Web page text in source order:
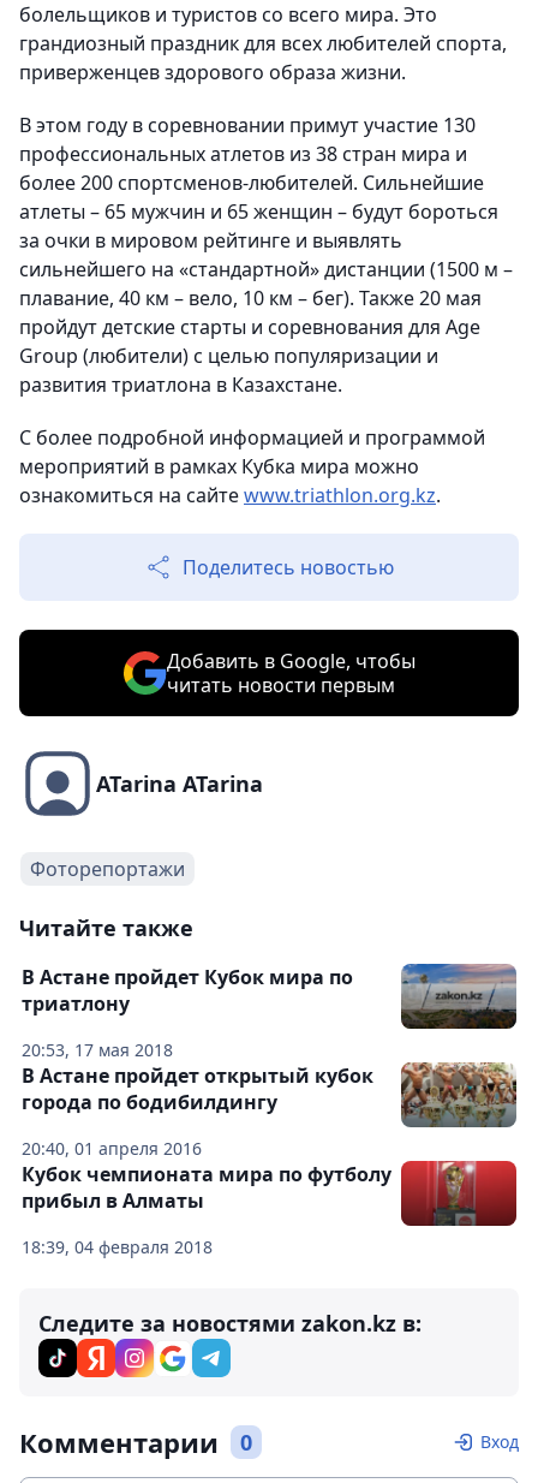
болельщиков и туристов со всего мира. Это
грандиозный праздник для всех любителей спорта,
приверженцев здорового образа жизни.
В этом году в соревновании примут участие 130
профессиональных атлетов из 38 стран мира и
более 200 спортсменов-любителей. Сильнейшие
атлеты – 65 мужчин и 65 женщин – будут бороться
за очки в мировом рейтинге и выявлять
сильнейшего на «стандартной» дистанции (1500 м –
плавание, 40 км – вело, 10 км – бег). Также 20 мая
пройдут детские старты и соревнования для Age
Group (любители) с целью популяризации и
развития триатлона в Казахстане.
С более подробной информацией и программой
мероприятий в рамках Кубка мира можно
ознакомиться на сайтеwww.triathlon.org.kz.
Поделитесь новостью
Добавить в Google, чтобы
читать новости первым
ATarina ATarina
Фоторепортажи
Читайте также
20:53, 17 мая 2018
В Астане пройдет Кубок мира по
триатлону
20:40, 01 апреля 2016
В Астане пройдет открытый кубок
города по бодибилдингу
18:39, 04 февраля 2018
Кубок чемпионата мира по футболу
прибыл в Алматы
Следите за новостями zakon.kz в:
Комментарии 0 Вход